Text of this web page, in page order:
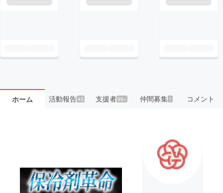
ホーム 活動報告43 支援者99+ 仲間募集 1 コメント